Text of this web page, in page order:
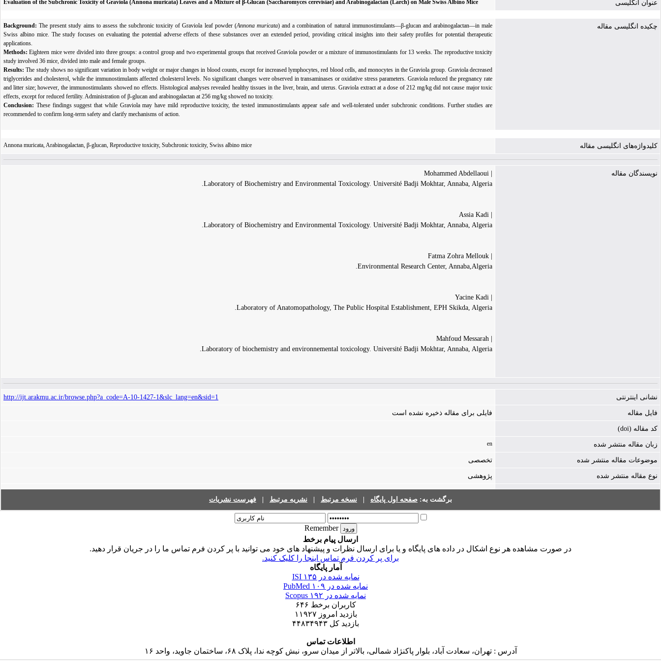
عنوان انگلیسی Evaluation of the Subchronic Toxicity of Graviola (Annona muricata) Leaves and a Mixture of β-Glucan (Saccharomyces cerevisiae) and Arabinogalactan (Larch) on Male Swiss Albino Mice
چکیده انگلیسی مقاله Background:The present study aims to assess the subchronic toxicity of Graviola leaf powder (Annona muricata) and a combination of natural immunostimulants—β-glucan and arabinogalactan—in male
Swiss albino mice. The study focuses on evaluating the potential adverse effects of these substances over an extended period, providing critical insights into their safety profiles for potential therapeutic
applications.
Methods:Eighteen mice were divided into three groups: a control group and two experimental groups that received Graviola powder or a mixture of immunostimulants for 13 weeks. The reproductive toxicity
study involved 36 mice, divided into male and female groups.
Results:The study shows no significant variation in body weight or major changes in blood counts, except for increased lymphocytes, red blood cells, and monocytes in the Graviola group. Graviola decreased
triglycerides and cholesterol, while the immunostimulants affected cholesterol levels. No significant changes were observed in transaminases or oxidative stress parameters. Graviola reduced the pregnancy rate
and litter size; however, the immunostimulants showed no effects. Histological analyses revealed healthy tissues in the liver, brain, and uterus. Graviola extract at a dose of 212 mg/kg did not cause major toxic
effects, except for reduced fertility. Administration of β-glucan and arabinogalactan at 256 mg/kg showed no toxicity.
Conclusion: These findings suggest that while Graviola may have mild reproductive toxicity, the tested immunostimulants appear safe and well-tolerated under subchronic conditions. Further studies are
recommended to confirm long-term safety and clarify mechanisms of action.
کلیدواژه‌های انگلیسی مقاله Annona muricata, Arabinogalactan, β-glucan, Reproductive toxicity, Subchronic toxicity, Swiss albino mice
نویسندگان مقاله
Laboratory of Biochemistry and Environmental Toxicology. Université Badji Mokhtar, Annaba, Algeria.
Laboratory of Biochemistry and Environmental Toxicology. Université Badji Mokhtar, Annaba, Algeria.
Environmental Research Center, Annaba,Algeria.
Laboratory of Anatomopathology, The Public Hospital Establishment, EPH Skikda, Algeria.
Laboratory of biochemistry and environnemental toxicology. Université Badji Mokhtar, Annaba, Algeria.
نشانی اینترنتی http://ijt.arakmu.ac.ir/browse.php?a_code=A-10-1427-1&slc_lang=en&sid=1
فایل مقاله فایلی برای مقاله ذخیره نشده است
کد مقاله (doi)
زبان مقاله منتشر شده en
موضوعات مقاله منتشر شده تخصصی
نوع مقاله منتشر شده پژوهشی
برگشت به: صفحه اول پایگاه نسخه مرتبط نشریه مرتبط فهرست نشریات
Remember
ارسال پیام برخط
در صورت مشاهده هر نوع اشکال در داده های پایگاه و یا برای ارسال نظرات و پیشنهاد های خود می توانید با پر کردن فرم تماس ما را در جریان قرار دهید.
برای پر کردن فرم تماس اینجا را کلیک کنید.
آمار پایگاه
نمایه شده در ISI ۱۳۵
نمایه شده در PubMed ۱۰۹
نمایه شده در Scopus ۱۹۲
کاربران برخط ۶۴۶
بازدید امروز ۱۱۹۲۷
بازدید کل ۴۴۸۳۴۹۴۳
اطلاعات تماس
آدرس : تهران، سعادت آباد، بلوار پاکنژاد شمالی، بالاتر از میدان سرو، نبش کوچه ندا، پلاک ۶۸، ساختمان جاوید، واحد ۱۶